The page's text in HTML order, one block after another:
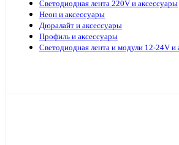
Светодиодная лента 220V и аксессуары
Неон и аксессуары
Дюралайт и аксессуары
Профиль и аксессуары
Светодиодная лента и модули 12-24V и